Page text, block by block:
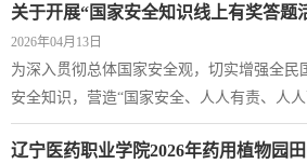
具体名单详见附件。公示期为3天（2026年5
示发布后，如有不同意见，请在公示期内以
亲访的方式向校团委反映。反映问题要实事
邮箱应署真实姓名，信访的有效时间以...
关于开展“国家安全知识线上有奖答题
2026年04月13日
为深入贯彻总体国家安全观，切实增强全民
安全知识，营造“国家安全、人人有责、人
第11个全民国家安全教育日期间，辽宁省教
厅面向全省高校师生，开展国家安全知识线
辽宁医药职业学院2026年药用植物园